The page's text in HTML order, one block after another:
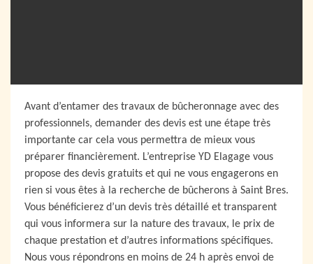
Avant d’entamer des travaux de bûcheronnage avec des
professionnels, demander des devis est une étape très
importante car cela vous permettra de mieux vous
préparer financièrement. L’entreprise YD Elagage vous
propose des devis gratuits et qui ne vous engagerons en
rien si vous êtes à la recherche de bûcherons à Saint Bres.
Vous bénéficierez d’un devis très détaillé et transparent
qui vous informera sur la nature des travaux, le prix de
chaque prestation et d’autres informations spécifiques.
Nous vous répondrons en moins de 24 h après envoi de